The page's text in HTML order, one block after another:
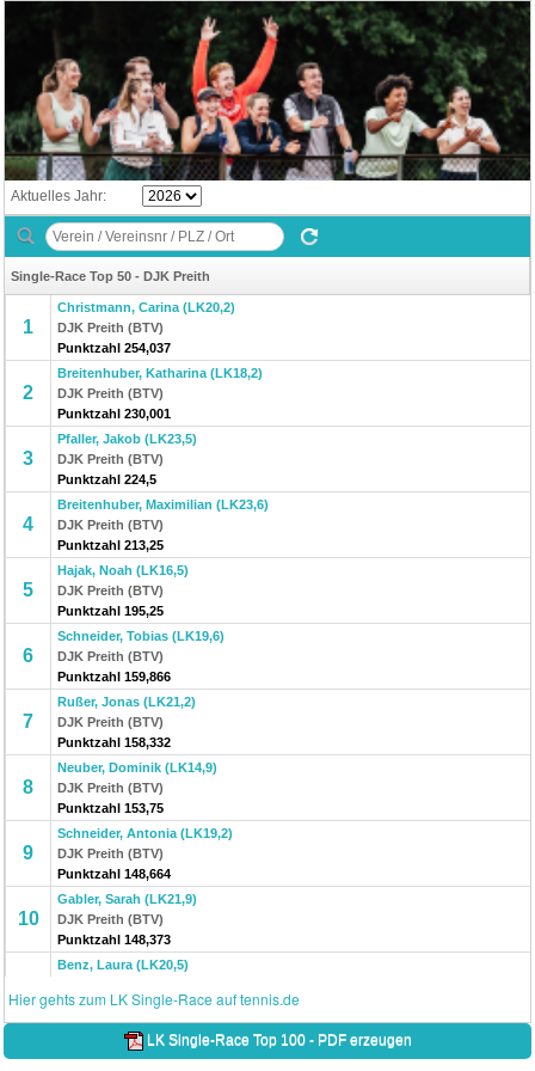
Aktuelles Jahr:
Single-Race Top 50 - DJK Preith
1
Christmann, Carina (LK20,2)
DJK Preith (BTV)
Punktzahl 254,037
2
Breitenhuber, Katharina (LK18,2)
DJK Preith (BTV)
Punktzahl 230,001
3
Pfaller, Jakob (LK23,5)
DJK Preith (BTV)
Punktzahl 224,5
4
Breitenhuber, Maximilian (LK23,6)
DJK Preith (BTV)
Punktzahl 213,25
5
Hajak, Noah (LK16,5)
DJK Preith (BTV)
Punktzahl 195,25
6
Schneider, Tobias (LK19,6)
DJK Preith (BTV)
Punktzahl 159,866
7
Rußer, Jonas (LK21,2)
DJK Preith (BTV)
Punktzahl 158,332
8
Neuber, Dominik (LK14,9)
DJK Preith (BTV)
Punktzahl 153,75
9
Schneider, Antonia (LK19,2)
DJK Preith (BTV)
Punktzahl 148,664
10
Gabler, Sarah (LK21,9)
DJK Preith (BTV)
Punktzahl 148,373
Benz, Laura (LK20,5)
Punktzahl 144,47
Zach, Maximilian (LK24,2)
DJK Preith (BTV)
Hier gehts zum LK Single-Race auf tennis.de
LK Single-Race Top 100 - PDF erzeugen